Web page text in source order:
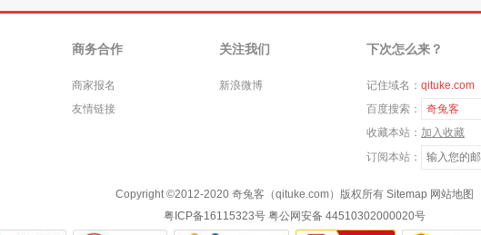
商务合作
商家报名
友情链接
关注我们
新浪微博
下次怎么来？
记住域名： qituke.com
百度搜索：
奇兔客
收藏本站： 加入收藏
订阅本站：
Copyright ©2012-2020 奇兔客（qituke.com）版权所有 Sitemap 网站地图
粤ICP备16115323号 粤公网安备 44510302000020号